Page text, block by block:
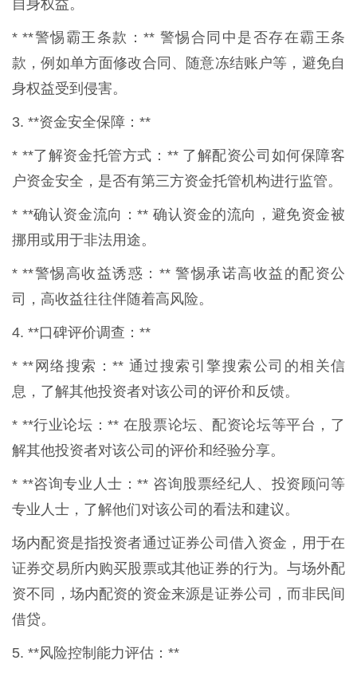
自身权益。
* **警惕霸王条款：** 警惕合同中是否存在霸王条
款，例如单方面修改合同、随意冻结账户等，避免自
身权益受到侵害。
3. **资金安全保障：**
* **了解资金托管方式：** 了解配资公司如何保障客
户资金安全，是否有第三方资金托管机构进行监管。
* **确认资金流向：** 确认资金的流向，避免资金被
挪用或用于非法用途。
* **警惕高收益诱惑：** 警惕承诺高收益的配资公
司，高收益往往伴随着高风险。
4. **口碑评价调查：**
* **网络搜索：** 通过搜索引擎搜索公司的相关信
息，了解其他投资者对该公司的评价和反馈。
* **行业论坛：** 在股票论坛、配资论坛等平台，了
解其他投资者对该公司的评价和经验分享。
* **咨询专业人士：** 咨询股票经纪人、投资顾问等
专业人士，了解他们对该公司的看法和建议。
场内配资是指投资者通过证券公司借入资金，用于在
证券交易所内购买股票或其他证券的行为。与场外配
资不同，场内配资的资金来源是证券公司，而非民间
借贷。
5. **风险控制能力评估：**